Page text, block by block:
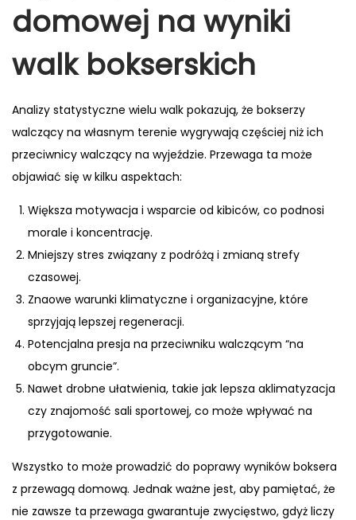
domowej na wyniki
walk bokserskich
Analizy statystyczne wielu walk pokazują, że bokserzy
walczący na własnym terenie wygrywają częściej niż ich
przeciwnicy walczący na wyjeździe. Przewaga ta może
objawiać się w kilku aspektach:
Większa motywacja i wsparcie od kibiców, co podnosi
morale i koncentrację.
Mniejszy stres związany z podróżą i zmianą strefy
czasowej.
Znaowe warunki klimatyczne i organizacyjne, które
sprzyjają lepszej regeneracji.
Potencjalna presja na przeciwniku walczącym “na
obcym gruncie”.
Nawet drobne ułatwienia, takie jak lepsza aklimatyzacja
czy znajomość sali sportowej, co może wpływać na
przygotowanie.
Wszystko to może prowadzić do poprawy wyników boksera
z przewagą domową. Jednak ważne jest, aby pamiętać, że
nie zawsze ta przewaga gwarantuje zwycięstwo, gdyż liczy